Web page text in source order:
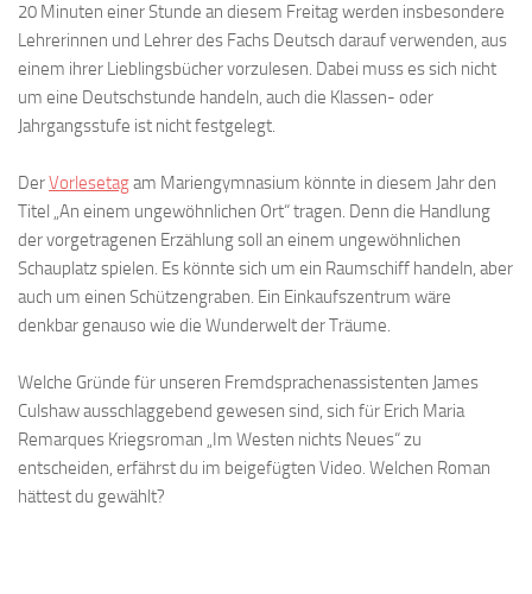
20 Minuten einer Stunde an diesem Freitag werden insbesondere
Lehrerinnen und Lehrer des Fachs Deutsch darauf verwenden, aus
einem ihrer Lieblingsbücher vorzulesen. Dabei muss es sich nicht
um eine Deutschstunde handeln, auch die Klassen- oder
Jahrgangsstufe ist nicht festgelegt.
DerVorlesetagam Mariengymnasium könnte in diesem Jahr den
Titel „An einem ungewöhnlichen Ort“ tragen. Denn die Handlung
der vorgetragenen Erzählung soll an einem ungewöhnlichen
Schauplatz spielen. Es könnte sich um ein Raumschiff handeln, aber
auch um einen Schützengraben. Ein Einkaufszentrum wäre
denkbar genauso wie die Wunderwelt der Träume.
Welche Gründe für unseren Fremdsprachenassistenten James
Culshaw ausschlaggebend gewesen sind, sich für Erich Maria
Remarques Kriegsroman „Im Westen nichts Neues“ zu
entscheiden, erfährst du im beigefügten Video. Welchen Roman
hättest du gewählt?